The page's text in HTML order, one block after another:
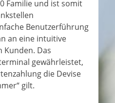
Familie und ist somit
Benutzerführung
an eine intuitive
Kunden. Das
gewährleistet,
die Devise
gilt.